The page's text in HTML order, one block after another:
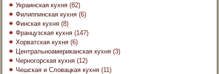
Украинская кухня (82)
Филиппинская кухня (6)
Финская кухня (8)
Французская кухня (147)
Хорватская кухня (6)
Центральноамериканская кухня (3)
Черногорская кухня (12)
Чешская и Словацкая кухня (11)